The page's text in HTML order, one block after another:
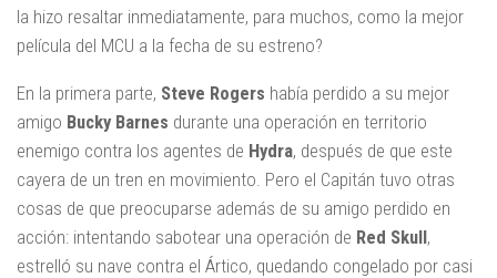
la hizo resaltar inmediatamente, para muchos, como la mejor
película del MCU a la fecha de su estreno?
En la primera parte, Steve Rogers había perdido a su mejor
amigo Bucky Barnes durante una operación en territorio
enemigo contra los agentes de Hydra, después de que este
cayera de un tren en movimiento. Pero el Capitán tuvo otras
cosas de que preocuparse además de su amigo perdido en
acción: intentando sabotear una operación de Red Skull,
estrelló su nave contra el Ártico, quedando congelado por casi